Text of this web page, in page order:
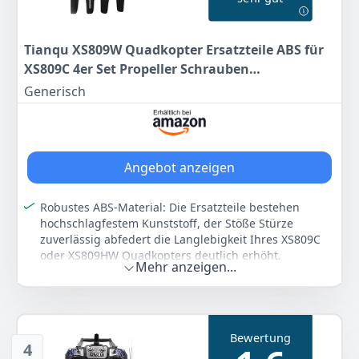
Gewicht
8944 €
Anzeigen
Anzeigen
Tianqu XS809W Quadkopter Ersatzteile ABS für
XS809C 4er Set Propeller Schrauben
Montagezubehör kompatibel mit XS809HW
Modell robuste Bauweise für Flugspaß
Reparatur ideal für (Black, One Size)
Generisch
Angebot anzeigen
Robustes ABS-Material: Die Ersatzteile bestehen
hochschlagfestem Kunststoff, der Stöße Stürze
zuverlässig abfedert die Langlebigkeit Ihres XS809C
oder XS809HW Quadkopters deutlich erhöht.
Perfekte Passgenauigkeit: Speziell für die Tianqu
XS809W XS809 Modelle entwickelt, gewährleisten die
Umfangreiches 4er-Set: Das Paket enthält vier
Mehr anzeigen...
4
Bewertung